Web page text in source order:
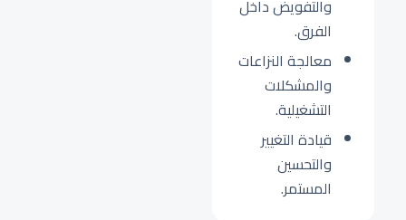
والتفويض داخل
الفرق.
معالجة النزاعات
والمشكلات
التشغيلية.
قيادة التغيير
والتحسين
المستمر.